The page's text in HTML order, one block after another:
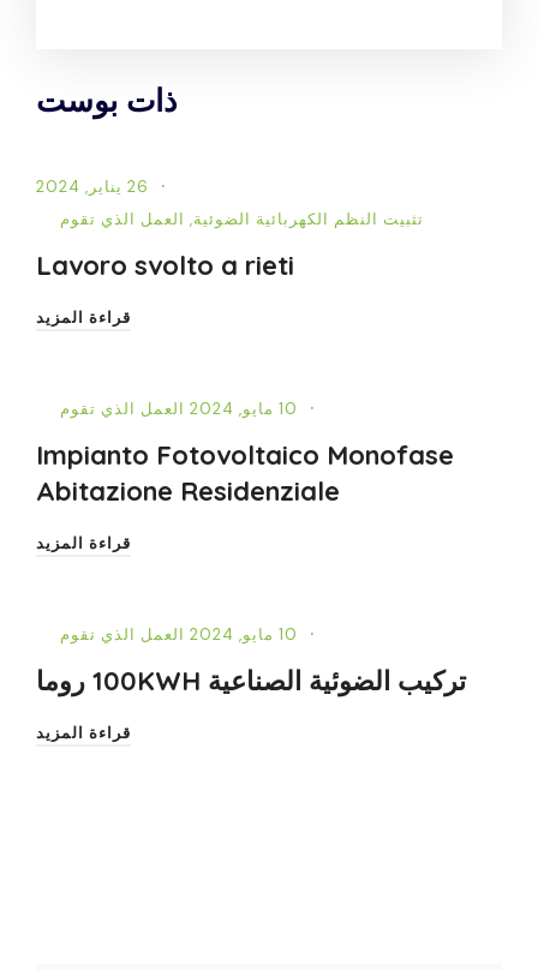
ذات بوست
26 يناير, 2024
تثبيت النظم الكهربائية الضوئية, العمل الذي تقوم
Lavoro svolto a rieti
قراءة المزيد
10 مايو, 2024 العمل الذي تقوم
Impianto Fotovoltaico Monofase
Abitazione Residenziale
قراءة المزيد
10 مايو, 2024 العمل الذي تقوم
تركيب الضوئية الصناعية 100KWH روما
قراءة المزيد